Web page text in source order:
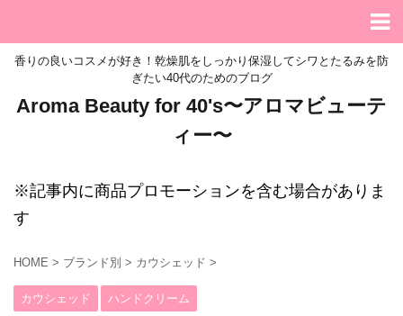
香りの良いコスメが好き！乾燥肌をしっかり保湿してシワとたるみを防
ぎたい40代のためのブログ
Aroma Beauty for 40's〜アロマビューテ
ィー〜
※記事内に商品プロモーションを含む場合がありま
す
HOME > ブランド別 > カウシェッド >
カウシェッド ハンドクリーム